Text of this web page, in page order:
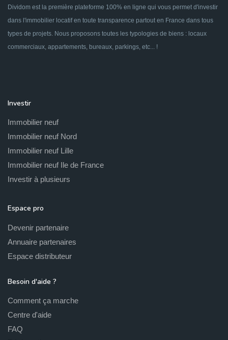
Dividom est la première plateforme 100% en ligne qui vous permet d'investir
dans l'immobilier locatif en toute transparence partout en France dans tous
types de projets. Nous proposons toutes les typologies de biens : locaux
commerciaux, appartements, bureaux, parkings, etc... !
Investir
Immobilier neuf
Immobilier neuf Nord
Immobilier neuf Lille
Immobilier neuf Ile de France
Investir à plusieurs
Espace pro
Devenir partenaire
Annuaire partenaires
Espace distributeur
Besoin d'aide ?
Comment ça marche
Centre d'aide
FAQ